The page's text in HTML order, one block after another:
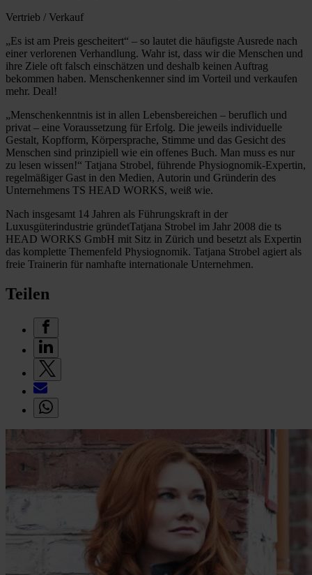
Vertrieb / Verkauf
„Es ist am Preis gescheitert“ – so lautet die häufigste Ausrede nach
einer verlorenen Verhandlung. Wahr ist, dass wir die Menschen und
ihre Ziele oft falsch einschätzen und deshalb keinen Auftrag
bekommen haben. Menschenkenner sind im Vorteil und verkaufen
mehr. Deal!
„Menschenkenntnis ist in allen Lebensbereichen – beruflich und
privat – eine Voraussetzung für Erfolg. Die jeweils individuelle
Gestalt, Kopfform, Körpersprache, Stimme und das Gesicht des
Menschen sind prinzipiell wie ein offenes Buch. Man muss es nur
zu lesen wissen!“ Tatjana Strobel, führende Physiognomik-Expertin,
regelmäßiger Gast in den Medien, Autorin und Gründerin des
Unternehmens TS HEAD WORKS, weiß wie.
Nach insgesamt 14 Jahren als Führungskraft in der
Luxusgüterindustrie gründetTatjana Strobel im Jahr 2008 die ts
HEAD WORKS GmbH mit Sitz in Zürich und besetzt als Expertin
das komplette Themenfeld Physiognomik. Tatjana Strobel agiert als
freie Trainerin für namhafte internationale Unternehmen.
Teilen